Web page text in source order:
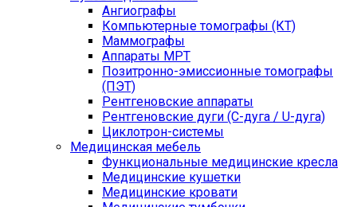
Ангиографы
Компьютерные томографы (КТ)
Маммографы
Аппараты МРТ
Позитронно-эмиссионные томографы
(ПЭТ)
Рентгеновские аппараты
Рентгеновские дуги (С-дуга / U-дуга)
Циклотрон-системы
Медицинская мебель
Функциональные медицинские кресла
Медицинские кушетки
Медицинские кровати